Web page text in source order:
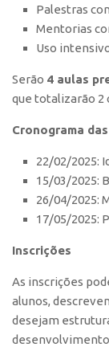
Portal do
Inteligência
Pesquisa na
CEPIX
INCTs
Palestras
Mentorias
Uso
Serão 4 aulas
que totalizarão 2
Cronograma das
22/02/2025:
15/03/2025:
26/04/2025:
17/05/2025:
Inscrições
As inscrições
alunos,
desejam